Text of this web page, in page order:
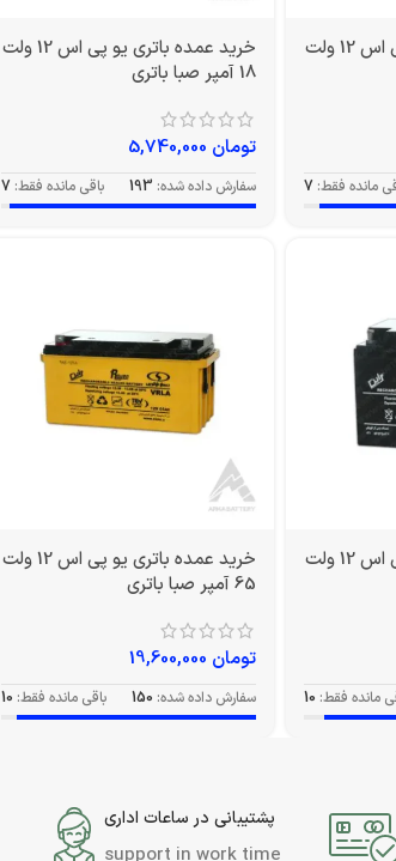
خرید عمده باتری یو پی اس 12 ولت
مانده فقط: 7
خرید عمده باتری یو پی اس 12 ولت
18 آمپر صبا باتری
تومان
سفارش داده شده: 193 باقی مانده فقط: 7
خرید عمده باتری یو پی اس 12 ولت
مانده فقط: 10
خرید عمده باتری یو پی اس 12 ولت
65 آمپر صبا باتری
تومان
سفارش داده شده: 150 باقی مانده فقط: 10
پشتیبانی در ساعات اداری